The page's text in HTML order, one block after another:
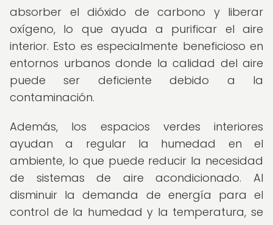
absorber el dióxido de carbono y liberar
oxígeno, lo que ayuda a purificar el aire
interior. Esto es especialmente beneficioso en
entornos urbanos donde la calidad del aire
puede ser deficiente debido a la
contaminación.
Además, los espacios verdes interiores
ayudan a regular la humedad en el
ambiente, lo que puede reducir la necesidad
de sistemas de aire acondicionado. Al
disminuir la demanda de energía para el
control de la humedad y la temperatura, se